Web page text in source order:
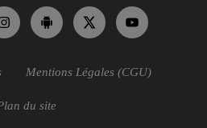
Mentions Légales (CGU)
du site